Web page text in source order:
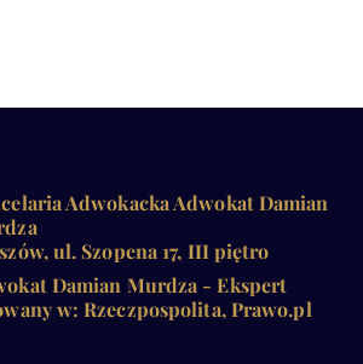
Adwokacka Adwokat Damian
ul. Szopena 17, III piętro
Damian Murdza - Ekspert
w: Rzeczpospolita, Prawo.pl